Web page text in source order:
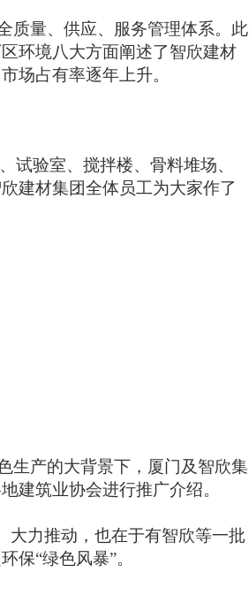
质量、供应、服务管理体系。此
环境八大方面阐述了智欣建材
场占有率逐年上升。
试验室、搅拌楼、骨料堆场、
建材集团全体员工为大家作了
生产的大背景下，厦门及智欣集
建筑业协会进行推广介绍。
大力推动，也在于有智欣等一批
保“绿色风暴”。